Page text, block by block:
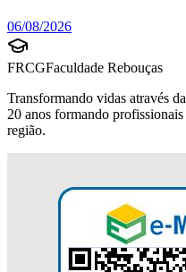
06/08/2026
FRCGFaculdade Rebouças
Transformando vidas através
20 anos formando
região.